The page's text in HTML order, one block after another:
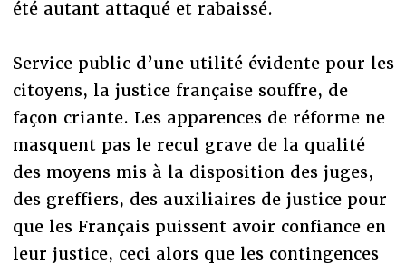
été autant attaqué et rabaissé.
Service public d’une utilité évidente pour les
citoyens, la justice française souffre, de
façon criante. Les apparences de réforme ne
masquent pas le recul grave de la qualité
des moyens mis à la disposition des juges,
des greffiers, des auxiliaires de justice pour
que les Français puissent avoir confiance en
leur justice, ceci alors que les contingences